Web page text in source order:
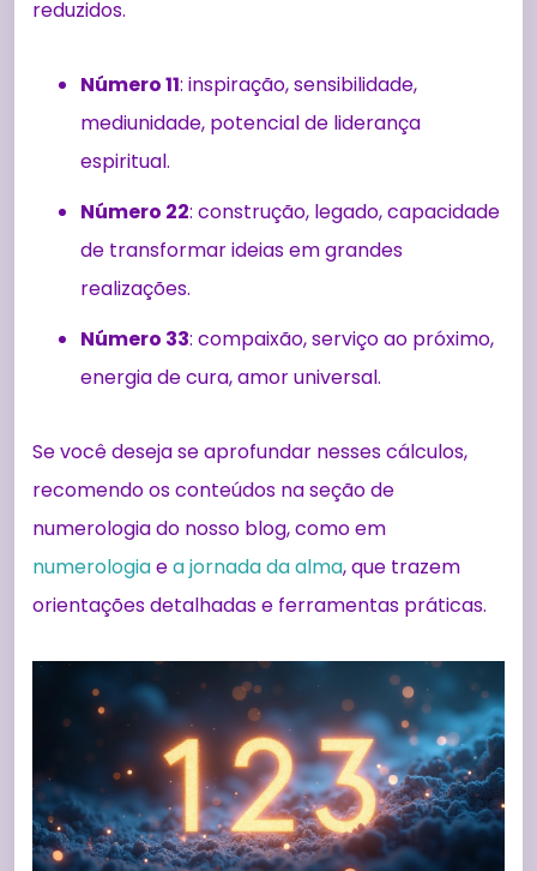
reduzidos.
Número 11: inspiração, sensibilidade,
mediunidade, potencial de liderança
espiritual.
Número 22: construção, legado, capacidade
de transformar ideias em grandes
realizações.
Número 33: compaixão, serviço ao próximo,
energia de cura, amor universal.
Se você deseja se aprofundar nesses cálculos,
recomendo os conteúdos na seção de
numerologia do nosso blog, como em
numerologiaea jornada da alma, que trazem
orientações detalhadas e ferramentas práticas.